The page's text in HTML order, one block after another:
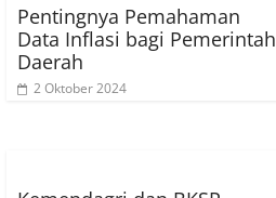
Pentingnya Pemahaman
Data Inflasi bagi Pemerintah
Daerah
2 Oktober 2024